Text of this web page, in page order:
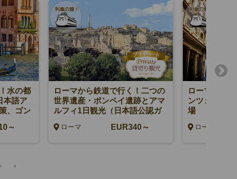
水の都
本語ア
、ゴン
～
ローマから鉄道で行く！二つの
世界遺産・ポンペイ遺跡とアマ
ルフィ1日観光（日本語公認ガ
ローマ EUR340～
ローマから
ンツェとウ
場
ローマ